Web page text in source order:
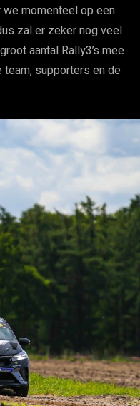
we momenteel op een
zal er zeker nog veel
aantal Rally3’s mee
team, supporters en de